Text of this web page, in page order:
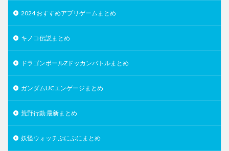
2024 おすすめアプリゲームまとめ
キノコ伝説まとめ
ドラゴンボールZドッカンバトルまとめ
ガンダムUCエンゲージまとめ
荒野行動 最新まとめ
妖怪ウォッチぷにぷにまとめ